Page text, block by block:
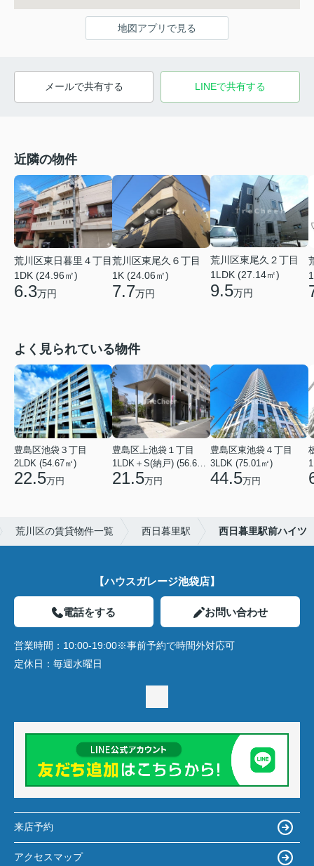
地図アプリで見る
メールで共有する LINEで共有する
近隣の物件
荒川区東日暮里４丁目
1DK (24.96㎡)
6.3万円
荒川区東尾久６丁目
1K (24.06㎡)
7.7万円
荒川区東尾久２丁目
1LDK (27.14㎡)
9.5万円
よく見られている物件
豊島区池袋３丁目
2LDK (54.67㎡)
22.5万円
豊島区上池袋１丁目
1LDK＋S(納戸) (56.61㎡)
21.5万円
豊島区東池袋４丁目
3LDK (75.01㎡)
44.5万円
荒川区の賃貸物件一覧 西日暮里駅 西日暮里駅前ハイツ
【ハウスガレージ池袋店】
電話をする お問い合わせ
営業時間： 10:00-19:00※事前予約で時間外対応可
定休日： 毎週水曜日
来店予約
アクセスマップ